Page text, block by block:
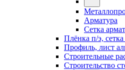
Арматура
Сетка
Плёнка п/э,
Профиль, лист
Строительные
Строительство